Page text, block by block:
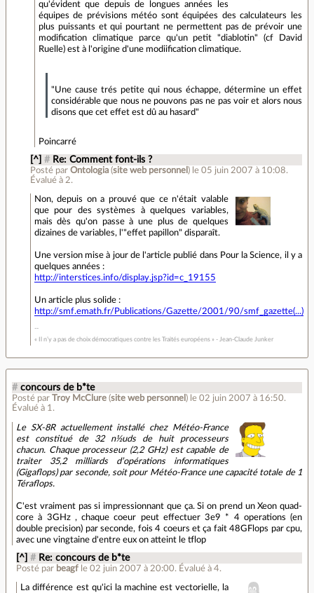
qu'évident que depuis de longues années les
équipes de prévisions météo sont équipées des calculateurs les
plus puissants et qui pourtant ne permettent pas de prévoir une
modification climatique parce qu'un petit "diablotin" (cf David
Ruelle) est à l'origine d'une modiification climatique.
"Une cause trés petite qui nous échappe, détermine un effet
considérable que nous ne pouvons pas ne pas voir et alors nous
disons que cet effet est dû au hasard"
Poincarré
[^] # Re: Comment font-ils ?
Posté par Ontologia(site web personnel ) le 05 juin 2007 à 10:08.
Évalué à 2.
Non, depuis on a prouvé que ce n'était valable
que pour des systèmes à quelques variables,
mais dès qu'on passe à une plus de quelques
dizaines de variables, l'"effet papillon" disparaît.
Une version mise à jour de l'article publié dans Pour la Science, il y a
quelques années :
http://interstices.info/display.jsp?id=c_19155
Un article plus solide :
http://smf.emath.fr/Publications/Gazette/2001/90/smf_gazette(...)
« Il n’y a pas de choix démocratiques contre les Traités européens » - Jean-Claude Junker
# concours de b*te
Posté par Troy McClure (site web personnel ) le 02 juin 2007 à 16:50.
Évalué à 1 .
Le SX-8R actuellement installé chez Météo-France
est constitué de 32 n½uds de huit processeurs
chacun. Chaque processeur (2,2 GHz) est capable de
traiter 35,2 milliards d’opérations informatiques
(Gigaflops) par seconde, soit pour Météo-France une capacité totale de 1
Téraflops.
C'est vraiment pas si impressionnant que ça. Si on prend un Xeon quad-
core à 3GHz , chaque coeur peut effectuer 3e9 * 4 operations (en
double precision) par seconde, fois 4 coeurs et ça fait 48GFlops par cpu,
avec une vingtaine d'entre eux on atteint le tflop
[^] # Re: concours de b*te
Posté par beagf le 02 juin 2007 à 20:00. Évalué à4.
La différence est qu'ici la machine est vectorielle, la